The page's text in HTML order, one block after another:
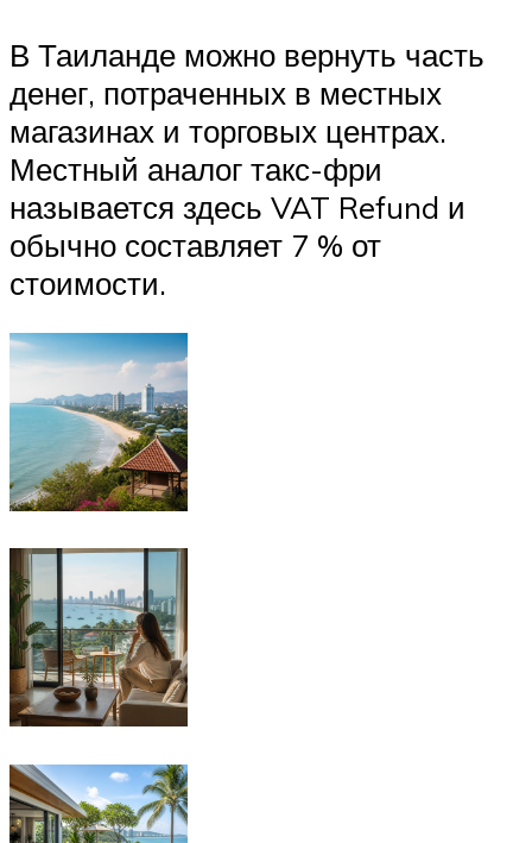
В Таиланде можно вернуть часть
денег, потраченных в местных
магазинах и торговых центрах.
Местный аналог такс-фри
называется здесь VAT Refund и
обычно составляет 7 % от
стоимости.